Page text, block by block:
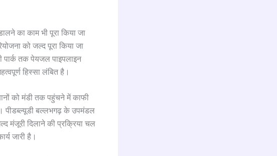
का काम भी पूरा किया जा
को जल्द पूरा किया जा
पार्क तक पेयजल पाइपलाइन
हिस्सा लंबित है।
को मंडी तक पहुंचने में काफी
पीडब्ल्यूडी बल्लभगढ़ के उपमंडल
मंजूरी दिलाने की प्रक्रिया चल
जारी है।